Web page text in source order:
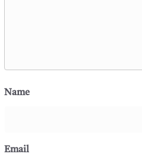
Name
Email